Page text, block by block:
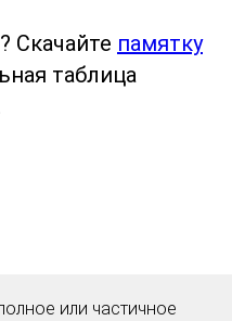
Скачайте памятку
таблица
или частичное